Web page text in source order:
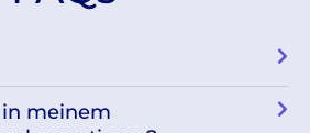
meinem